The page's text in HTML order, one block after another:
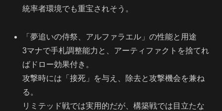
統率者環境でも重宝されそう。
「夢追いの侍祭、アルファラエル」の性能と用途
3マナで手札調整能力と、アーティファクトを捨てれ
ばドロー効果付き。
攻撃時には「接死」を与え、除去と攻撃機会を兼ね
る。
リミテッド戦では実用的だが、構築戦では目立たな